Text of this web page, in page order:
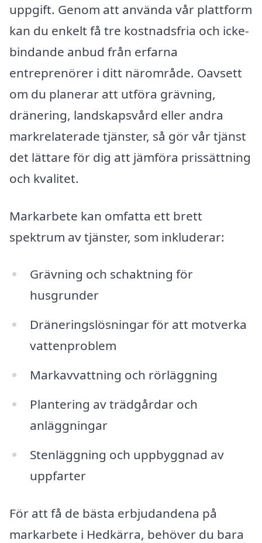
uppgift. Genom att använda vår plattform
kan du enkelt få tre kostnadsfria och icke-
bindande anbud från erfarna
entreprenörer i ditt närområde. Oavsett
om du planerar att utföra grävning,
dränering, landskapsvård eller andra
markrelaterade tjänster, så gör vår tjänst
det lättare för dig att jämföra prissättning
och kvalitet.
Markarbete kan omfatta ett brett
spektrum av tjänster, som inkluderar:
Grävning och schaktning för
husgrunder
Dräneringslösningar för att motverka
vattenproblem
Markavvattning och rörläggning
Plantering av trädgårdar och
anläggningar
Stenläggning och uppbyggnad av
uppfarter
För att få de bästa erbjudandena på
markarbete i Hedkärra, behöver du bara